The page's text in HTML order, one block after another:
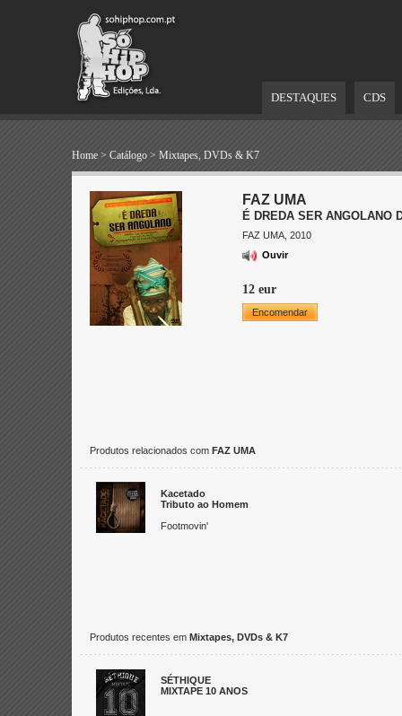
DESTAQUES CDS
Home > Catálogo > Mixtapes, DVDs & K7
FAZ UMA
É DREDA SER ANGOLANO
FAZ UMA, 2010
Ouvir
12 eur
Encomendar
Produtos relacionados com FAZ UMA
Kacetado
Tributo ao Homem
Footmovin'
Produtos recentes em Mixtapes, DVDs & K7
SÉTHIQUE
MIXTAPE 10 ANOS